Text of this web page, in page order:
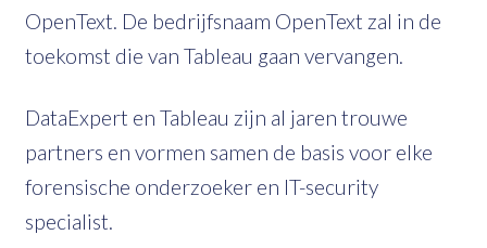
OpenText. De bedrijfsnaam OpenText zal in de
toekomst die van Tableau gaan vervangen.
DataExpert en Tableau zijn al jaren trouwe
partners en vormen samen de basis voor elke
forensische onderzoeker en IT-security
specialist.